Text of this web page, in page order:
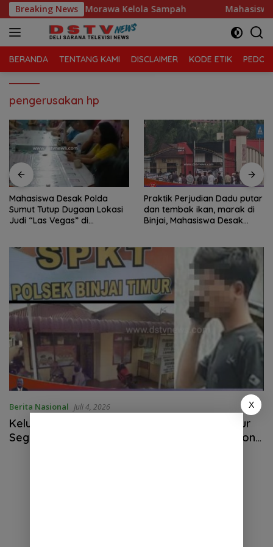
Langsung
ke
konten
Breaking News
Tanjung Morawa Kelola Sampah Mahasiswa
BERANDA TENTANG KAMI DISCLAIMER KODE ETIK
pengerusakan hp
Mahasiswa Desak Polda
Sumut Tutup Dugaan Lokasi
Judi “Las Vegas” di
Praktik Perjudian Dadu putar
dan tembak ikan, marak di
Binjai, Mahasiswa Desak
Berita Nasional Juli 4, 2026
Keluarga Korban Berharap Polsek Binjai Timur
Segera Gelar Perkara Dugaan Perusakan iPhone
X